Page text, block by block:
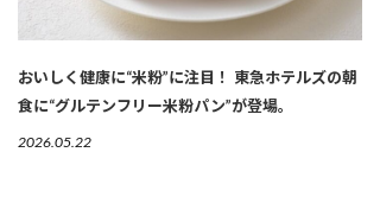
おいしく健康に“米粉”に注目！ 東急ホテルズの朝
食に“グルテンフリー米粉パン”が登場。
2026.05.22